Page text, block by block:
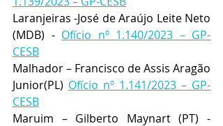
Laranjeiras -José de Araújo Leite Neto
(MDB) - Ofício nº 1.140/2023 – GP-
CESB
Malhador – Francisco de Assis Aragão
Junior(PL) Ofício nº 1.141/2023 – GP-
CESB